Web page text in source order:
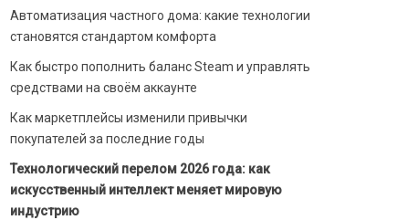
Автоматизация частного дома: какие технологии
становятся стандартом комфорта
Как быстро пополнить баланс Steam и управлять
средствами на своём аккаунте
Как маркетплейсы изменили привычки
покупателей за последние годы
Технологический перелом 2026 года: как
искусственный интеллект меняет мировую
индустрию